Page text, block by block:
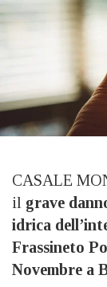
CASALE
il grave
idrica
Frassineto
Novembre a